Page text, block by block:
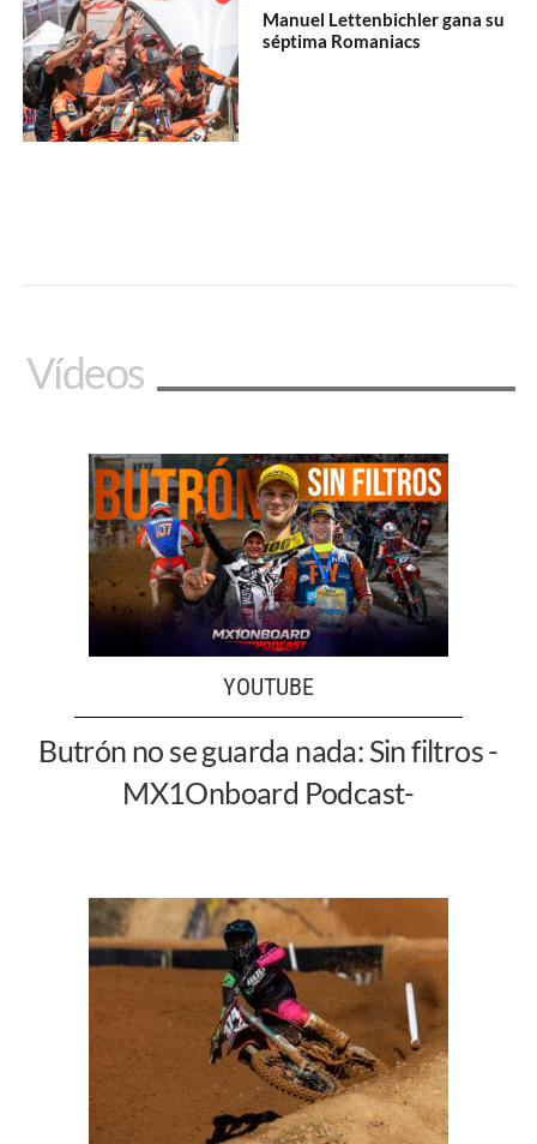
Manuel Lettenbichler gana su
séptima Romaniacs
Vídeos
YOUTUBE
Butrón no se guarda nada: Sin filtros -
MX1Onboard Podcast-